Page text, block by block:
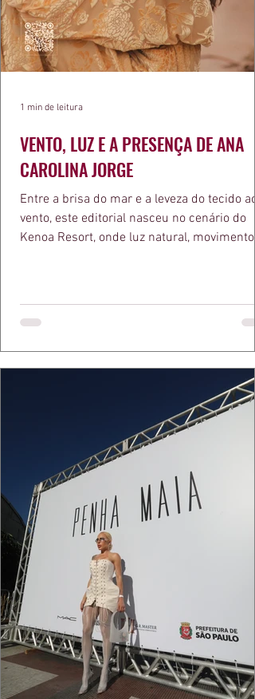
VENTO, LUZ E A PRESENÇA DE ANA
CAROLINA JORGE
Entre a brisa do mar e a leveza do tecido ao
vento, este editorial nasceu no cenário do
Kenoa Resort, onde luz natural, movimento e
algo de intemporal em vestir o vento e
que ele conduza a cena. Cada dobra do
cada reflexo dourado da luz sobre a pe
1 min de leitura